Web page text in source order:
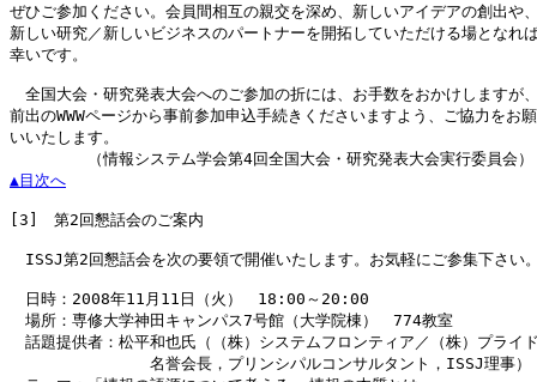
ぜひご参加ください。会員間相互の親交を深め、新しいアイデアの創出や、
新しい研究／新しいビジネスのパートナーを開拓していただける場となれ
幸いです。
全国大会・研究発表大会へのご参加の折には、お手数をおかけしますが、
前出のWWWページから事前参加申込手続きくださいますよう、ご協力をお願
いいたします。
▲目次へ
[3] 第2回懇話会のご案内
ISSJ第2回懇話会を次の要領で開催いたします。お気軽にご参集下さい。
日時：2008年11月11日（火）　18:00～20:00
場所：専修大学神田キャンパス7号館（大学院棟）　774教室
話題提供者：松平和也氏（（株）システムフロンティア／（株）プライド
名誉会長，プリンシパルコンサルタント，ISSJ理事）